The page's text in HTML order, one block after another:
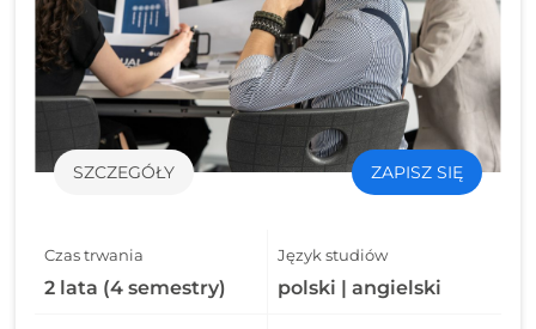
SZCZEGÓŁY ZAPISZ SIĘ
Czas trwania
2 lata (4 semestry)
Język studiów
polski | angielski